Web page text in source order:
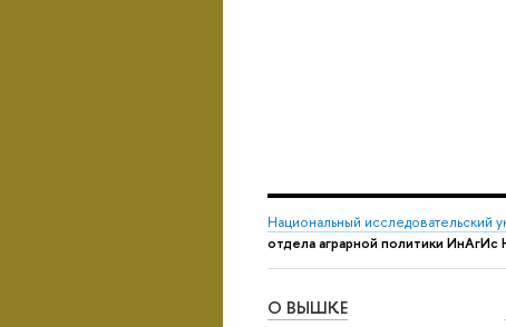
Национальный исследовательский
отдела аграрной политики
О ВЫШКЕ